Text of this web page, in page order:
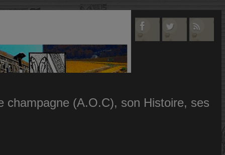
champagne (A.O.C), son Histoire, ses